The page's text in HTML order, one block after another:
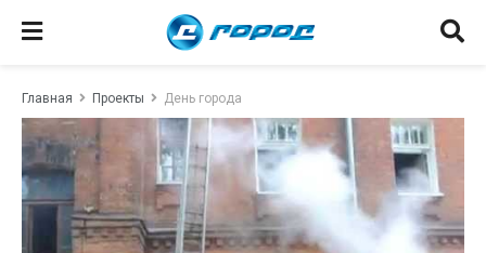
Главная Проекты День города